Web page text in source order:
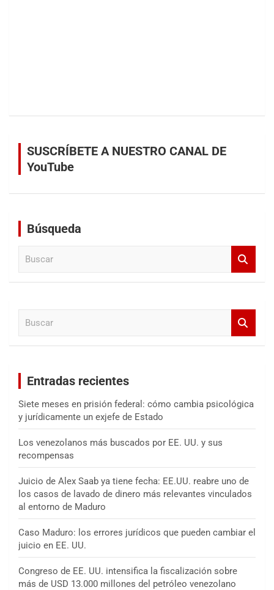
SUSCRÍBETE A NUESTRO CANAL DE
YouTube
Búsqueda
Entradas recientes
Siete meses en prisión federal: cómo cambia psicológica
y jurídicamente un exjefe de Estado
Los venezolanos más buscados por EE. UU. y sus
recompensas
Juicio de Alex Saab ya tiene fecha: EE.UU. reabre uno de
los casos de lavado de dinero más relevantes vinculados
al entorno de Maduro
Caso Maduro: los errores jurídicos que pueden cambiar el
juicio en EE. UU.
Congreso de EE. UU. intensifica la fiscalización sobre
más de USD 13.000 millones del petróleo venezolano